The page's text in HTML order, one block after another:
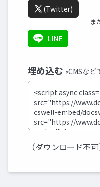
(Twitter)
ま
LINE
埋め込む »CMSなど
（ダウンロード不可